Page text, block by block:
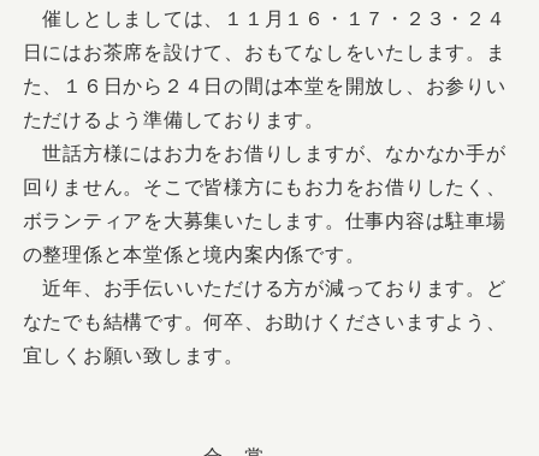
催しとしましては、１１月１６・１７・２３・２４
日にはお茶席を設けて、おもてなしをいたします。ま
た、１６日から２４日の間は本堂を開放し、お参りい
ただけるよう準備しております。
世話方様にはお力をお借りしますが、なかなか手が
回りません。そこで皆様方にもお力をお借りしたく、
ボランティアを大募集いたします。仕事内容は駐車場
の整理係と本堂係と境内案内係です。
近年、お手伝いいただける方が減っております。ど
なたでも結構です。何卒、お助けくださいますよう、
宜しくお願い致します。